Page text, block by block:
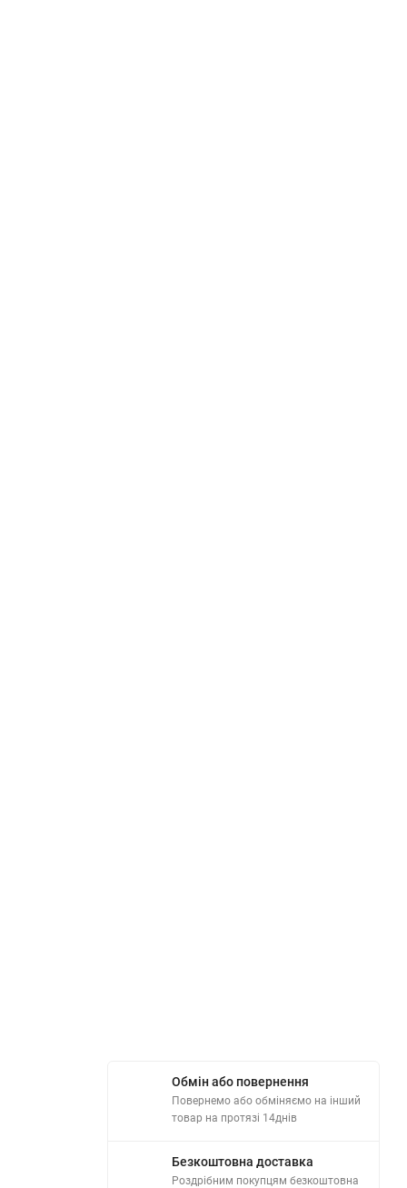
Обмін або повернення
Повернемо або обміняємо на інший
товар на протязі 14днів
Безкоштовна доставка
Роздрібним покупцям безкоштовна